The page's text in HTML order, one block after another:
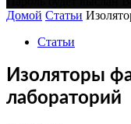
Домой Статьи
Статьи
Изоляторы
лабораторий